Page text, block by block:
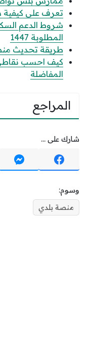
تعرف على كيفية
شروط الدعم
المطلوبة 1447
طريقة تحديث منصة
المفاضلة
المراجع
شارك على ...
وسوم:
منصة بلدي